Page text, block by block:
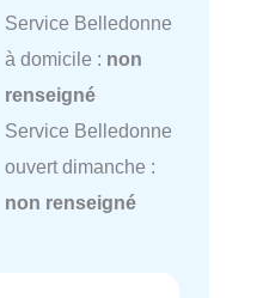
Service Belledonne
à domicile : non
renseigné
Service Belledonne
ouvert dimanche :
non renseigné